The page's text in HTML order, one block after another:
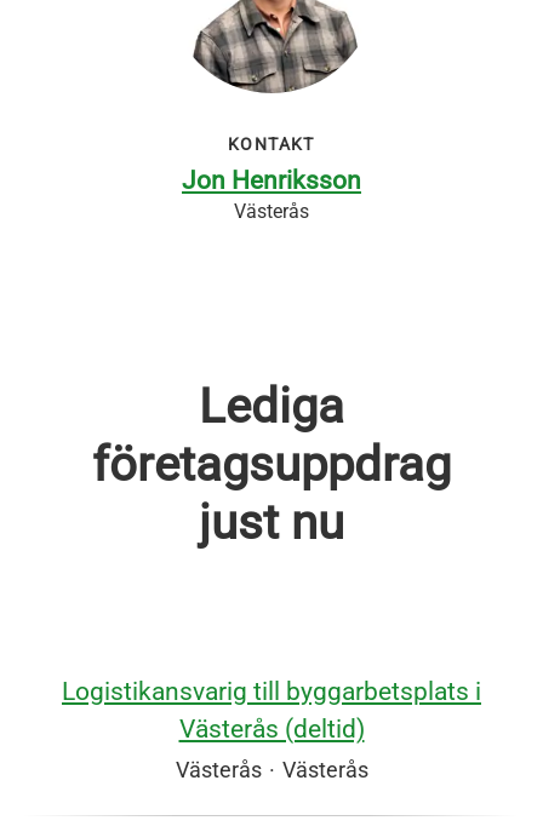
KONTAKT
Jon Henriksson
Västerås
Lediga
företagsuppdrag
just nu
Logistikansvarig till byggarbetsplats i
Västerås (deltid)
Västerås · Västerås